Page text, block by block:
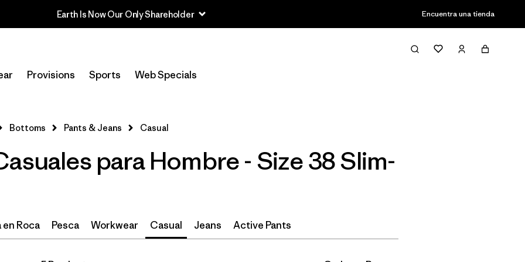
Earth Is Now Our Only Shareholder Encuentra una tienda
Provisions Sports Web Specials
Filter & Sort
Selecciona una tienda
38
28 (5)
32 (5)
Bottoms Pants & Jeans Casual
para Hombre - Size 38 Slim-
en Roca Pesca Workwear Casual Jeans Active Pants